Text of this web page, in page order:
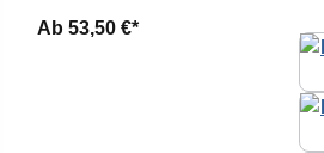
Ab 53,50 €*